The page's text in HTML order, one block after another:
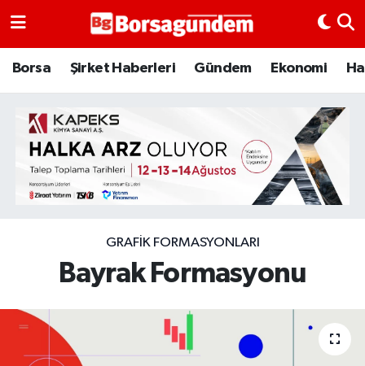
Borsa Şirket Haberleri Gündem Ekonomi
GRAFIK FORMASYONLARI
Bayrak Formasyonu
Borsa
Emtia
Galeri
Şirket Haberleri
Borsa Gundem